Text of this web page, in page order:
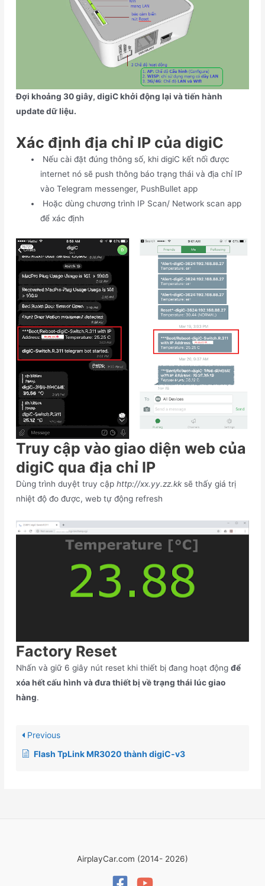
Đợi khoảng 30 giây, digiC khởi động lại và tiến hành
update dữ liệu.
Xác định địa chỉ IP của digiC
Nếu cài đặt đúng thông số, khi digiC kết nối được
internet nó sẽ push thông báo trạng thái và địa chỉ IP
vào Telegram messenger, PushBullet app
Hoặc dùng chương trình IP Scan/ Network scan app
để xác định
Truy cập vào giao diện web của
digiC qua địa chỉ IP
Dùng trình duyệt truy cậphttp://xx.yy.zz.kksẽ thấy giá trị
nhiệt độ đo được, web tự động refresh
Factory Reset
Nhấn và giữ 6 giây nút reset khi thiết bị đang hoạt độngđể
xóa hết cấu hình và đưa thiết bị về trạng thái lúc giao
hàng.
Previous
Flash TpLink MR3020 thành digiC-v3
AirplayCar.com (2014- 2026)